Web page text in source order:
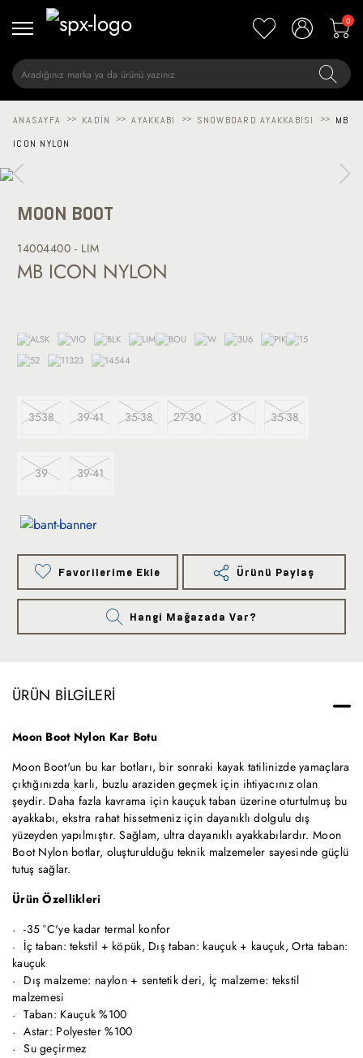
0
ANASAYFA >> KADIN >> AYAKKABI >> SNOWBOARD AYAKKABISI >>
MB
ICON NYLON
MOON BOOT
14004400 - LIM
MB ICON NYLON
3538 39-41 35-38 27-30 31 35-38
39 39-41
Favorilerime Ekle Ürünü Paylaş
Hangi Mağazada Var?
ÜRÜN BILGILERI
Moon Boot Nylon Kar Botu
Moon Boot'un bu kar botları, bir sonraki kayak tatilinizde yamaçlara
çıktığınızda karlı, buzlu araziden geçmek için ihtiyacınız olan
şeydir. Daha fazla kavrama için kauçuk taban üzerine oturtulmuş bu
ayakkabı, ekstra rahat hissetmeniz için dayanıklı dolgulu dış
yüzeyden yapılmıştır. Sağlam, ultra dayanıklı ayakkabılardır. Moon
Boot Nylon botlar, oluşturulduğu teknik malzemeler sayesinde güçlü
tutuş sağlar.
Ürün Özellikleri
-35 °C'ye kadar termal konfor
İç taban: tekstil + köpük, Dış taban: kauçuk + kauçuk, Orta taban:
kauçuk
Dış malzeme: naylon + sentetik deri, İç malzeme: tekstil
malzemesi
Taban: Kauçuk %100
Astar: Polyester %100
Su geçirmez